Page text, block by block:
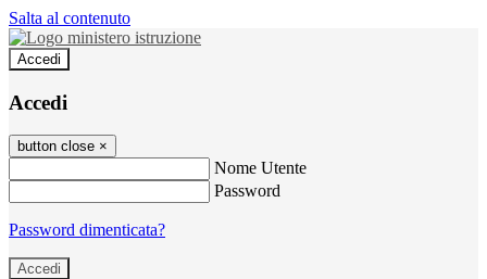
Salta al contenuto
Accedi
Accedi
button close ×
Nome Utente
Password
Password dimenticata?